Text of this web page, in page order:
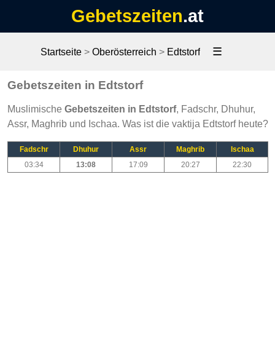
Gebetszeiten.at
Startseite > Oberösterreich > Edtstorf ☰
Gebetszeiten in Edtstorf
Muslimische Gebetszeiten in Edtstorf, Fadschr, Dhuhur,
Assr, Maghrib und Ischaa. Was ist die vaktija Edtstorf heute?
Fadschr Dhuhur Assr Maghrib
Ischaa
03:34
13:08 17:09 20:27 22:30